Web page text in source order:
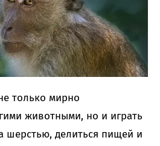
только мирно
животными, но и играть
шерстью, делиться пищей и